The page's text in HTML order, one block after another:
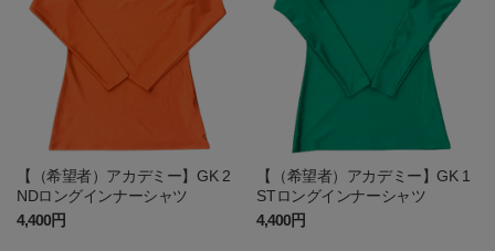
【（希望者）アカデミー】GK 2
NDロングインナーシャツ
4,400円
【（希望者）アカデミー】GK 1
STロングインナーシャツ
4,400円